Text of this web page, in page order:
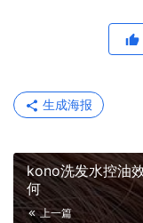
生成海报
kono洗发水控油
何
上一篇